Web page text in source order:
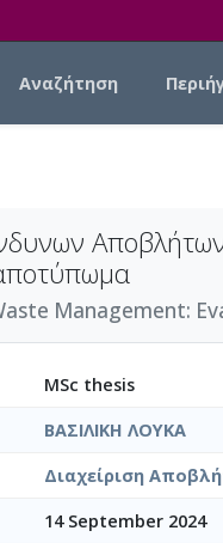
Αναζήτηση
Management:
MSc thesis
ΒΑΣΙΛΙΚΗ ΛΟΥΚΑ
Διαχείριση
14 September 2024